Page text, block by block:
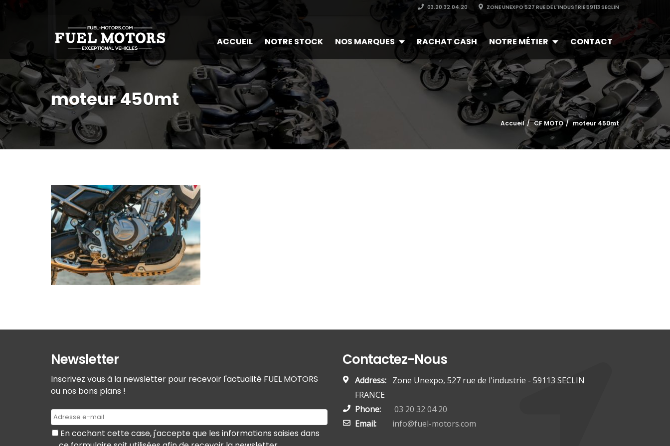
03.20.32.04.20 ZONE UNEXPO 527 RUE DE L'INDUSTRIE 59113 SECLIN
ACCUEIL NOTRE STOCK NOS MARQUES RACHAT CASH NOTRE MÉTIER CONTACT
moteur 450mt
Accueil CF MOTO moteur 450mt
Newsletter
Inscrivez vous à la newsletter pour recevoir l'actualité FUEL MOTORS
ou nos bons plans !
En cochant cette case, j'accepte que les informations saisies dans
Contactez-Nous
Address: Zone Unexpo, 527 rue de l'industrie - 59113 SECLIN
FRANCE
Phone:
03 20 32 04 20
Email:
info@fuel-motors.com